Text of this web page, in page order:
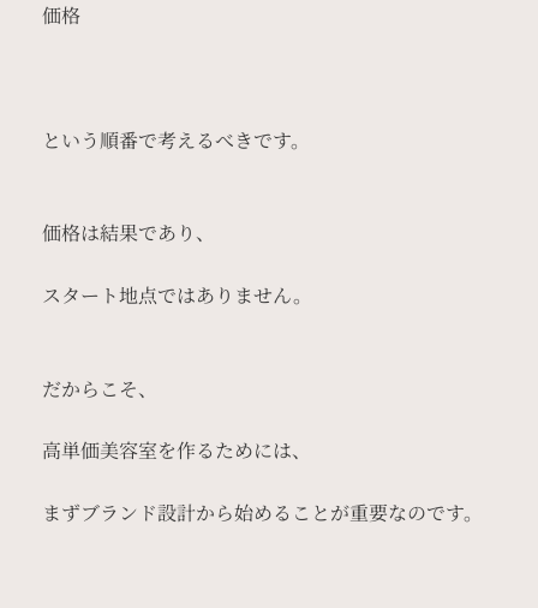
価格
という順番で考えるべきです。
価格は結果であり、
スタート地点ではありません。
だからこそ、
高単価美容室を作るためには、
まずブランド設計から始めることが重要なのです。